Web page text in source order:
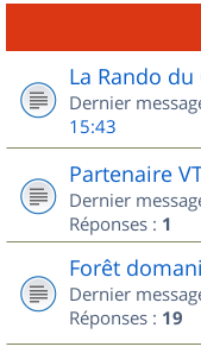
La Rando du
Dernier
15:43
Partenaire
Dernier
Réponses : 1
Forêt
Dernier
Réponses : 19